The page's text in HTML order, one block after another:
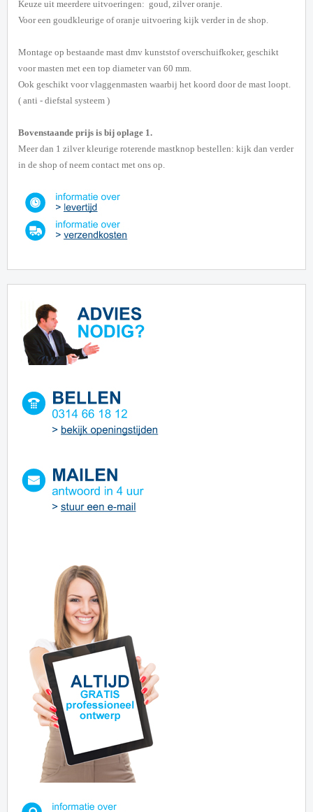
Keuze uit meerdere uitvoeringen: goud, zilver oranje.
Voor een goudkleurige of oranje uitvoering kijk verder in de shop.
Montage op bestaande mast dmv kunststof overschuifkoker, geschikt
voor masten met een top diameter van 60 mm.
Ook geschikt voor vlaggenmasten waarbij het koord door de mast loopt.
( anti - diefstal systeem )
Bovenstaande prijs is bij oplage 1.
Meer dan 1 zilver kleurige roterende mastknop bestellen: kijk dan verder
in de shop of neem contact met ons op.